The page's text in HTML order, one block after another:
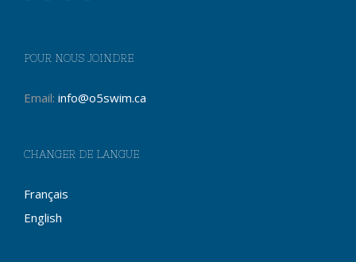
POUR NOUS JOINDRE
Email: info@o5swim.ca
CHANGER DE LANGUE
Français
English